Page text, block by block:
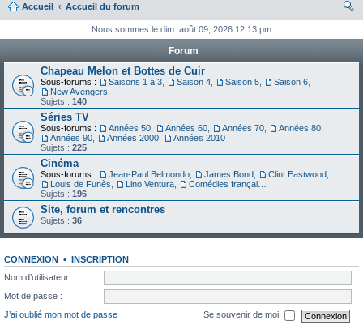
Accueil
Accueil du forum
ch
Nous sommes le dim. août 09, 2026 12:13 pm
Forum
Chapeau Melon et Bottes de Cuir
Sous-forums : Saisons 1 à 3 Saison 4 Saison 5 Saison 6
New Avengers
Sujets : 140
Séries TV
Sous-forums : Années 50 Années 60 Années 70 Années 80
Années 90
Années 2000
Années 2010
Sujets : 225
Cinéma
Sous-forums : Jean-Paul Belmondo James Bond Clint Eastwood
Louis de Funès
Lino Ventura
Sujets : 196
Site, forum et rencontres
Sujets : 36
CONNEXION • INSCRIPTION
Nom d’utilisateur :
Mot de passe :
J’ai oublié mon mot de passe
Se souvenir de moi